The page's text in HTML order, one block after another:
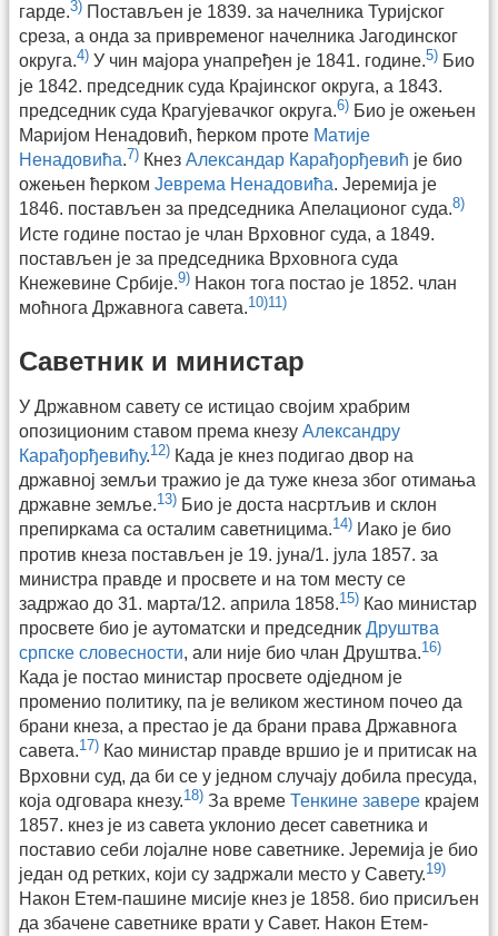
гарде.3) Постављен је 1839. за начелника Туријског
среза, а онда за привременог начелника Јагодинског
округа.4) У чин мајора унапређен је 1841. године.5) Био
је 1842. председник суда Крајинског округа, а 1843.
председник суда Крагујевачког округа.6) Био је ожењен
Маријом Ненадовић, ћерком проте Матије
Ненадовића.7) Кнез Александар Карађорђевић је био
ожењен ћерком Јеврема Ненадовића. Јеремија је
1846. постављен за председника Апелационог суда.8)
Исте године постао је члан Врховног суда, а 1849.
постављен је за председника Врховнога суда
Кнежевине Србије.9) Након тога постао је 1852. члан
моћнога Државнога савета.10)11)
Саветник и министар
У Државном савету се истицао својим храбрим
опозиционим ставом према кнезу Александру
Карађорђевићу.12) Када је кнез подигао двор на
државној земљи тражио је да туже кнеза због отимања
државне земље.13) Био је доста насртљив и склон
препиркама са осталим саветницима.14) Иако је био
против кнеза постављен је 19. јуна/1. јула 1857. за
министра правде и просвете и на том месту се
задржао до 31. марта/12. априла 1858.15) Као министар
просвете био је аутоматски и председник Друштва
српске словесности, али није био члан Друштва.16)
Када је постао министар просвете одједном је
променио политику, па је великом жестином почео да
брани кнеза, а престао је да брани права Државнога
савета.17) Као министар правде вршио је и притисак на
Врховни суд, да би се у једном случају добила пресуда,
која одговара кнезу.18) За време Тенкине завере крајем
1857. кнез је из савета уклонио десет саветника и
поставио себи лојалне нове саветнике. Јеремија је био
један од ретких, који су задржали место у Савету.19)
Након Етем-пашине мисије кнез је 1858. био присиљен
да збачене саветнике врати у Савет. Након Етем-